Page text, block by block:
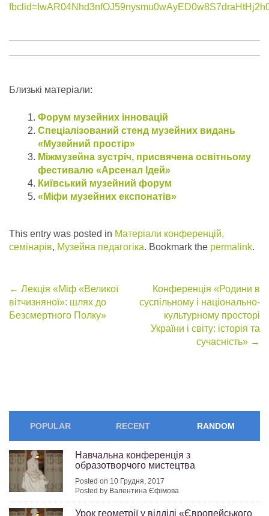
Близькі матеріали:
Форум музейних інновацій
Спеціалізований стенд музейних видань
«Музейний простір»
Міжмузейна зустріч, присвячена освітньому
фестивалю «Арсенал Ідей»
Київський музейний форум
«Міфи музейних експонатів»
This entry was posted in Матеріали конференцій,
семінарів, Музейна педагогіка. Bookmark the permalink.
Post
navigation
← Лекція «Міф «Великої
вітчизняної»: шлях до
Безсмертного Полку»
Конференція «Родини в
суспільному і національно-
культурному просторі
України і світу: історія та
сучасність» →
POPULAR RECENT RANDOM
Навчальна конференція з
образотворчого мистецтва
Posted on 10 Грудня, 2017
Posted by Валентина Єфімова
Урок геометрії у відділі «Європейського